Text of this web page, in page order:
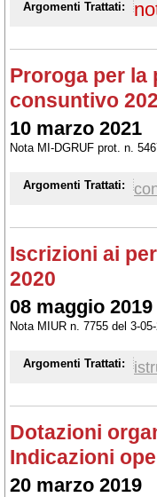
Argomenti Trattati:
Proroga per la
consuntivo
10 marzo 2021
Nota MI-DGRUF prot. n.
Argomenti Trattati:
Iscrizioni ai
2020
08 maggio 2019
Nota MIUR n. 7755 del 3-
Argomenti Trattati:
Dotazioni
Indicazioni
20 marzo 2019